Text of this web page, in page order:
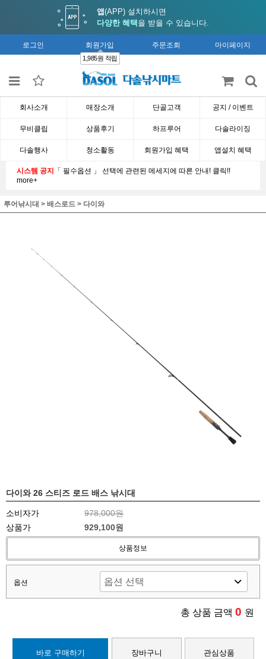
앱(APP) 설치하시면
다양한 혜택 을 받을 수 있습니다.
로그인 회원가입
1,985원 적립
주문조회 마이페이지
회사소개 매장소개 단골고객 공지 / 이벤트
무비클립 상품후기 하프루어 다솔라이징
다솔행사 청소활동 회원가입 혜택 앱설치 혜택
시스템 공지 「 필수옵션 」 선택에 관련된 메세지에 따른 안내! 클릭!!
more+
루어낚시대 > 배스로드 > 다이와
다이와 26 스티즈 로드 배스 낚시대
소비자가
978,000원
상품가
929,100원
상품정보
옵션
총 상품 금액 0 원
바로 구매하기 장바구니 관심상품